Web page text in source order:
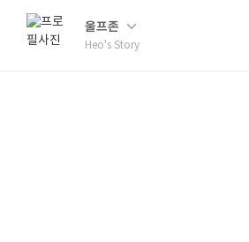
울프존
Heo's Story